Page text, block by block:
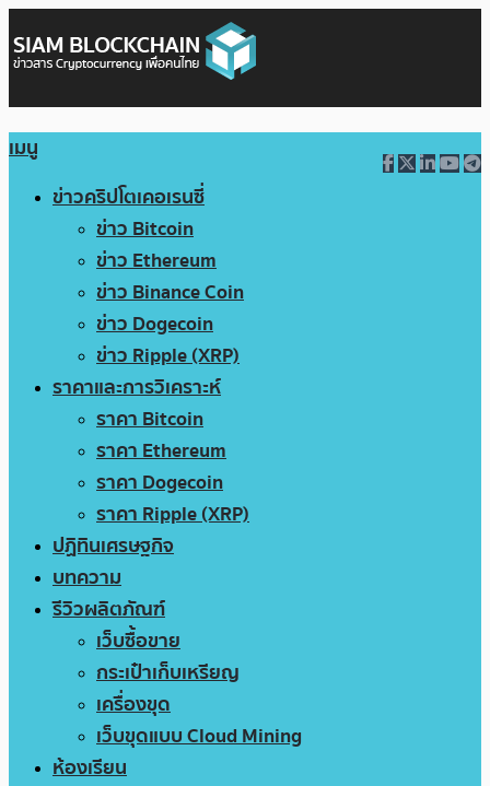
เมนู
ข่าวคริปโตเคอเรนซี่
ข่าว Bitcoin
ข่าว Ethereum
ข่าว Binance Coin
ข่าว Dogecoin
ข่าว Ripple (XRP)
ราคาและการวิเคราะห์
ราคา Bitcoin
ราคา Ethereum
ราคา Dogecoin
ราคา Ripple (XRP)
ปฏิทินเศรษฐกิจ
บทความ
รีวิวผลิตภัณฑ์
เว็บซื้อขาย
กระเป๋าเก็บเหรียญ
เครื่องขุด
เว็บขุดแบบ Cloud Mining
ห้องเรียน